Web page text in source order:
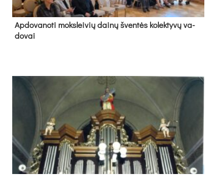
Ap­do­va­no­ti moks­lei­vių dai­nų šven­tės ko­lek­ty­vų va­
do­vai